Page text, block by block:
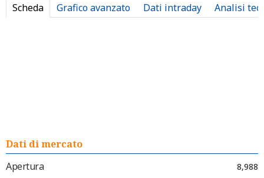
Scheda Grafico avanzato Dati intraday Analisi
Dati di mercato
Apertura
8,988